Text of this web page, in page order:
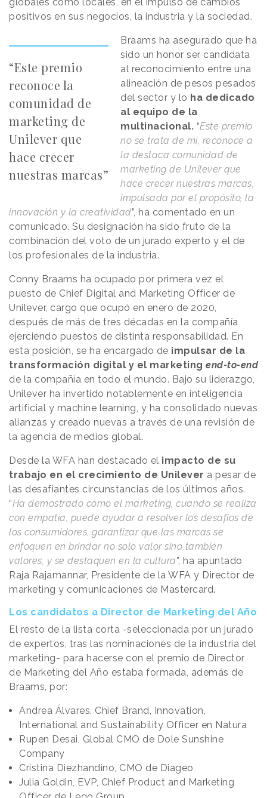
positivos en sus negocios, la industria y la sociedad.
“Este premio
reconoce la
comunidad de
marketing de
Unilever que
hace crecer
nuestras marcas”
Braams ha asegurado que ha
sido un honor ser candidata
al reconocimiento entre una
alineación de pesos pesados
del sector y lo ha dedicado
al equipo de la
multinacional. “Este premio
no se trata de mí, reconoce a
la destaca comunidad de
marketing de Unilever que
hace crecer nuestras marcas,
impulsada por el propósito, la
innovación y la creatividad”, ha comentado en un
comunicado. Su designación ha sido fruto de la
combinación del voto de un jurado experto y el de
los profesionales de la industria.
Conny Braams ha ocupado por primera vez el
puesto de Chief Digital and Marketing Officer de
Unilever, cargo que ocupó en enero de 2020,
después de más de tres décadas en la compañía
ejerciendo puestos de distinta responsabilidad. En
esta posición, se ha encargado de impulsar de la
transformación digital y el marketing end-to-end
de la compañía en todo el mundo. Bajo su liderazgo,
Unilever ha invertido notablemente en inteligencia
artificial y machine learning, y ha consolidado nuevas
alianzas y creado nuevas a través de una revisión de
la agencia de medios global.
Desde la WFA han destacado el impacto de su
trabajo en el crecimiento de Unilever a pesar de
las desafiantes circunstancias de los últimos años.
“Ha demostrado cómo el marketing, cuando se realiza
con empatía, puede ayudar a resolver los desafíos de
los consumidores, garantizar que las marcas se
enfoquen en brindar no solo valor sino también
valores, y se destaquen en la cultura”, ha apuntado
Raja Rajamannar, Presidente de la WFA y Director de
marketing y comunicaciones de Mastercard.
Los candidatos a Director de Marketing del Año
El resto de la lista corta -seleccionada por un jurado
de expertos, tras las nominaciones de la industria del
marketing- para hacerse con el premio de Director
de Marketing del Año estaba formada, además de
Braams, por:
Andrea Álvares, Chief Brand, Innovation,
International and Sustainability Officer en Natura
Rupen Desai, Global CMO de Dole Sunshine
Company
Cristina Diezhandino, CMO de Diageo
Julia Goldin, EVP, Chief Product and Marketing